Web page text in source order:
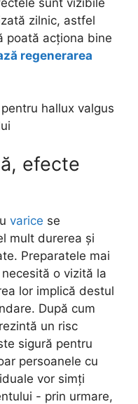
zilnic, astfel
poată acționa bine
regenerarea
pentru hallux valgus
efecte
varice se
mult durerea și
Preparatele mai
o vizită la
lor implică destul
După cum
un risc
sigură pentru
persoanele cu
vor simți
- prin urmare,